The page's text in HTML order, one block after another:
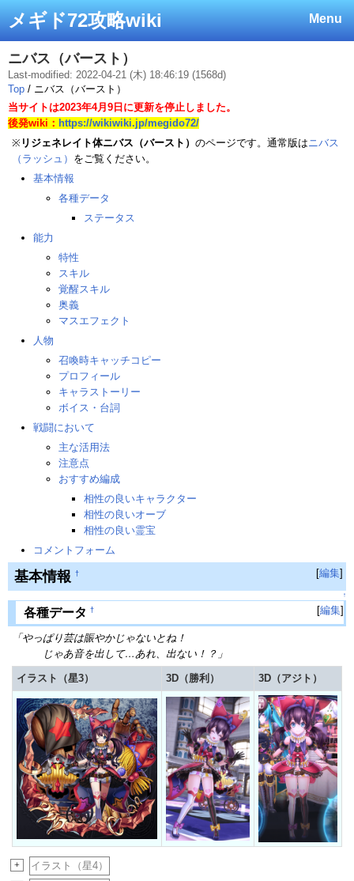
Menu
メギド72攻略wiki
ニバス（バースト）
Last-modified: 2022-04-21 (木) 18:46:19 (1568d)
Top / ニバス（バースト）
当サイトは2023年4月9日に更新を停止しました。
後発wiki： https://wikiwiki.jp/megido72/
※ リジェネレイト体ニバス（バースト） のページです。通常版はニバス
（ラッシュ） をご覧ください。
基本情報
各種データ
ステータス
能力
特性
スキル
覚醒スキル
奥義
マスエフェクト
人物
召喚時キャッチコピー
プロフィール
キャラストーリー
ボイス・台詞
戦闘において
主な活用法
注意点
おすすめ編成
相性の良いキャラクター
相性の良いオーブ
相性の良い霊宝
コメントフォーム
基本情報 † [編集]
↑
各種データ † [編集]
「やっぱり芸は賑やかじゃないとね！
じゃあ音を出して…あれ、出ない！？」
イラスト（星3） 3D（勝利） 3D（アジト）
+ イラスト（星4）